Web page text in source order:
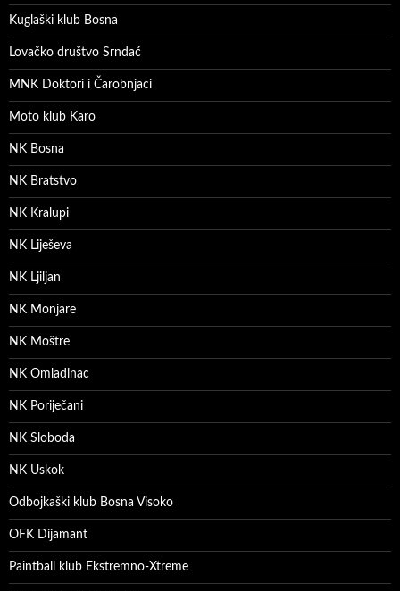
Kuglaški klub Bosna
Lovačko društvo Srndać
MNK Doktori i Čarobnjaci
Moto klub Karo
NK Bosna
NK Bratstvo
NK Kralupi
NK Liješeva
NK Ljiljan
NK Monjare
NK Moštre
NK Omladinac
NK Poriječani
NK Sloboda
NK Uskok
Odbojkaški klub Bosna Visoko
OFK Dijamant
Paintball klub Ekstremno-Xtreme